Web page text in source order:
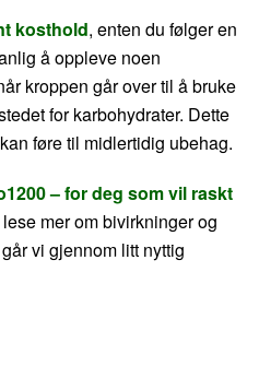
kosthold, enten du følger en
å oppleve noen
kroppen går over til å bruke
for karbohydrater. Dette
føre til midlertidig ubehag.
– for deg som vil raskt
mer om bivirkninger og
vi gjennom litt nyttig